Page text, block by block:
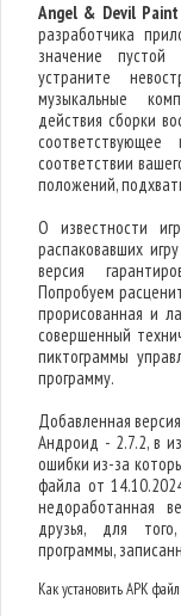
Angel & Devil
разработчика
значение
устраните
музыкальные
действия сборки
соответствии
положений,
О известности
распаковавших
версия
Попробуем
прорисованная и
совершенный
пиктограммы
программу.
Добавленная
Андроид - 2.7.2, в
ошибки из-за
файла от
недоработанная
друзья, для
программы,
Как установить APK